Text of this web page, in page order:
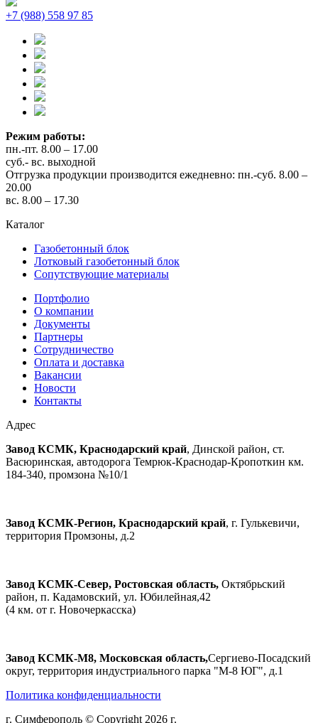
+7 (988) 558 97 85
Режим работы:
пн.-пт. 8.00 – 17.00
суб.- вс. выходной
Отгрузка продукции производится ежедневно: пн.-суб. 8.00 –
20.00
вс. 8.00 – 17.30
Каталог
Газобетонный блок
Лотковый газобетонный блок
Сопутствующие материалы
Портфолио
О компании
Документы
Партнеры
Сотрудничество
Оплата и доставка
Вакансии
Новости
Контакты
Адрес
Завод КСМК, Краснодарский край, Динской район, ст.
Васюринская, автодорога Темрюк-Краснодар-Кропоткин км.
184-340, промзона №10/1
Завод КСМК-Регион, Краснодарский край, г. Гулькевичи,
территория Промзоны, д.2
Завод КСМК-Север, Ростовская область, Октябрьский
район, п. Кадамовский, ул. Юбилейная,42
(4 км. от г. Новочеркасска)
Завод КСМК-М8, Московская область,Сергиево-Посадский
округ, территория индустриального парка "М-8 ЮГ", д.1
Политика конфиденциальности
г. Симферополь © Copyright 2026 г.